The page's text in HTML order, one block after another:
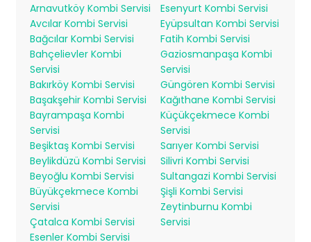
Arnavutköy Kombi Servisi
Avcılar Kombi Servisi
Bağcılar Kombi Servisi
Bahçelievler Kombi
Servisi
Bakırköy Kombi Servisi
Başakşehir Kombi Servisi
Bayrampaşa Kombi
Servisi
Beşiktaş Kombi Servisi
Beylikdüzü Kombi Servisi
Beyoğlu Kombi Servisi
Büyükçekmece Kombi
Servisi
Çatalca Kombi Servisi
Esenler Kombi Servisi
Esenyurt Kombi Servisi
Eyüpsultan Kombi Servisi
Fatih Kombi Servisi
Gaziosmanpaşa Kombi
Servisi
Güngören Kombi Servisi
Kağıthane Kombi Servisi
Küçükçekmece Kombi
Servisi
Sarıyer Kombi Servisi
Silivri Kombi Servisi
Sultangazi Kombi Servisi
Şişli Kombi Servisi
Zeytinburnu Kombi
Servisi